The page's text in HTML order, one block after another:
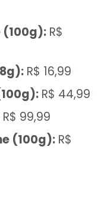
(100g): R$
R$ 16,99
R$ 44,99
R$ 99,99
(100g): R$